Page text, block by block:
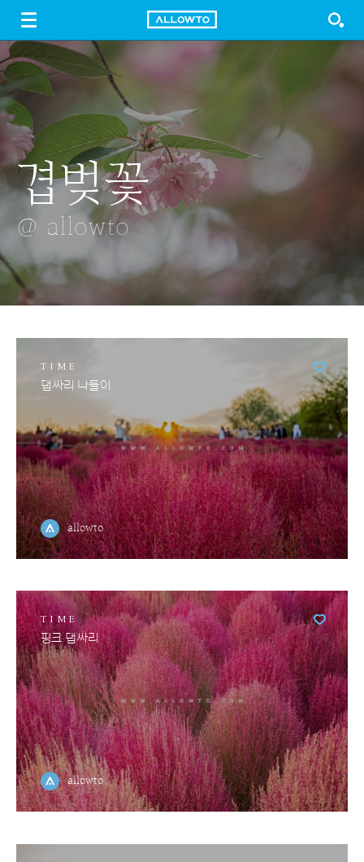
FREE DOWNLOAD GUIDE
겹벚꽃
@ allowto
재인폭포
@ allowto
구름
@ allowto
천안역
@ allowto
통나무
@ allowto
TIME
댑싸리 나들이
allowto
TIME
핑크 댑싸리
allowto